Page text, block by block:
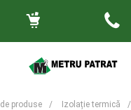
produse / Izolație termică
/